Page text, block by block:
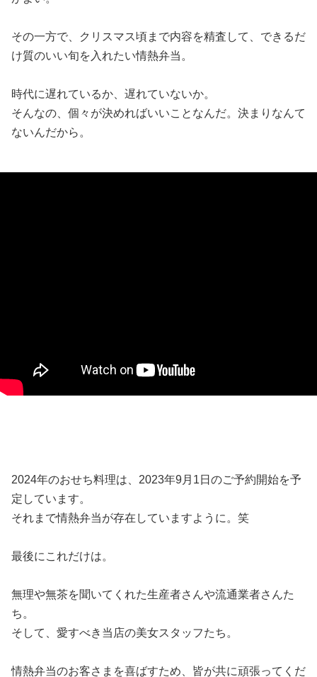
その一方で、クリスマス頃まで内容を精査して、できるだ
け質のいい旬を入れたい情熱弁当。
時代に遅れているか、遅れていないか。
そんなの、個々が決めればいいことなんだ。決まりなんて
ないんだから。
2024年のおせち料理は、2023年9月1日のご予約開始を予
定しています。
それまで情熱弁当が存在していますように。笑
最後にこれだけは。
無理や無茶を聞いてくれた生産者さんや流通業者さんた
ち。
そして、愛すべき当店の美女スタッフたち。
情熱弁当のお客さまを喜ばすため、皆が共に頑張ってくだ